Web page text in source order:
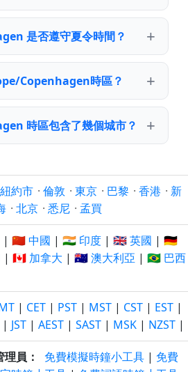
是否遵守夏令時間？
Copenhagen時區？
時區包含了幾個城市？
紐約市 · 倫敦 · 東京 · 巴黎 · 香港 · 新
· 北京 · 悉尼 · 孟買
| 🇨🇳 中國 | 🇮🇳 印度 | 🇬🇧 英國 | 🇩🇪
| 🇨🇦 加拿大 | 🇦🇺 澳大利亞 | 🇧🇷 巴西
| CET | PST | MST | CST | EST |
| JST | AEST | SAST | MSK | NZST |
員： 免費模擬時鐘小工具 | 免費